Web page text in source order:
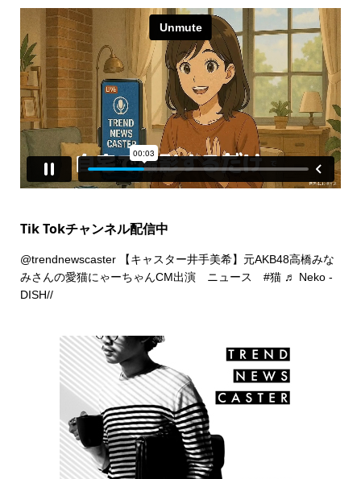
Tik Tokチャンネル配信中
@trendnewscaster【キャスター井手美希】元AKB48高橋みな
みさんの愛猫にゃーちゃんCM出演 ニュース #猫 ♬ Neko -
DISH//